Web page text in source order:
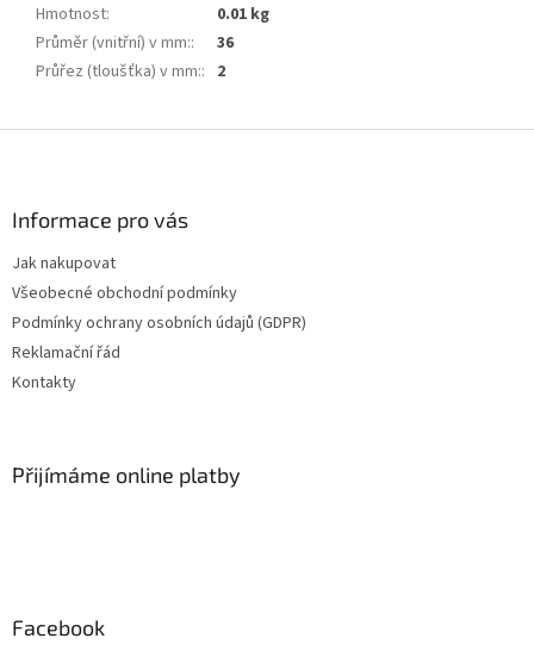
Hmotnost:
0.01 kg
Průměr (vnitřní) v mm::
36
Průřez (tloušťka) v mm:: 2
Informace pro vás
Jak nakupovat
Všeobecné obchodní podmínky
Podmínky ochrany osobních údajů (GDPR)
Reklamační řád
Kontakty
Přijímáme online platby
Facebook